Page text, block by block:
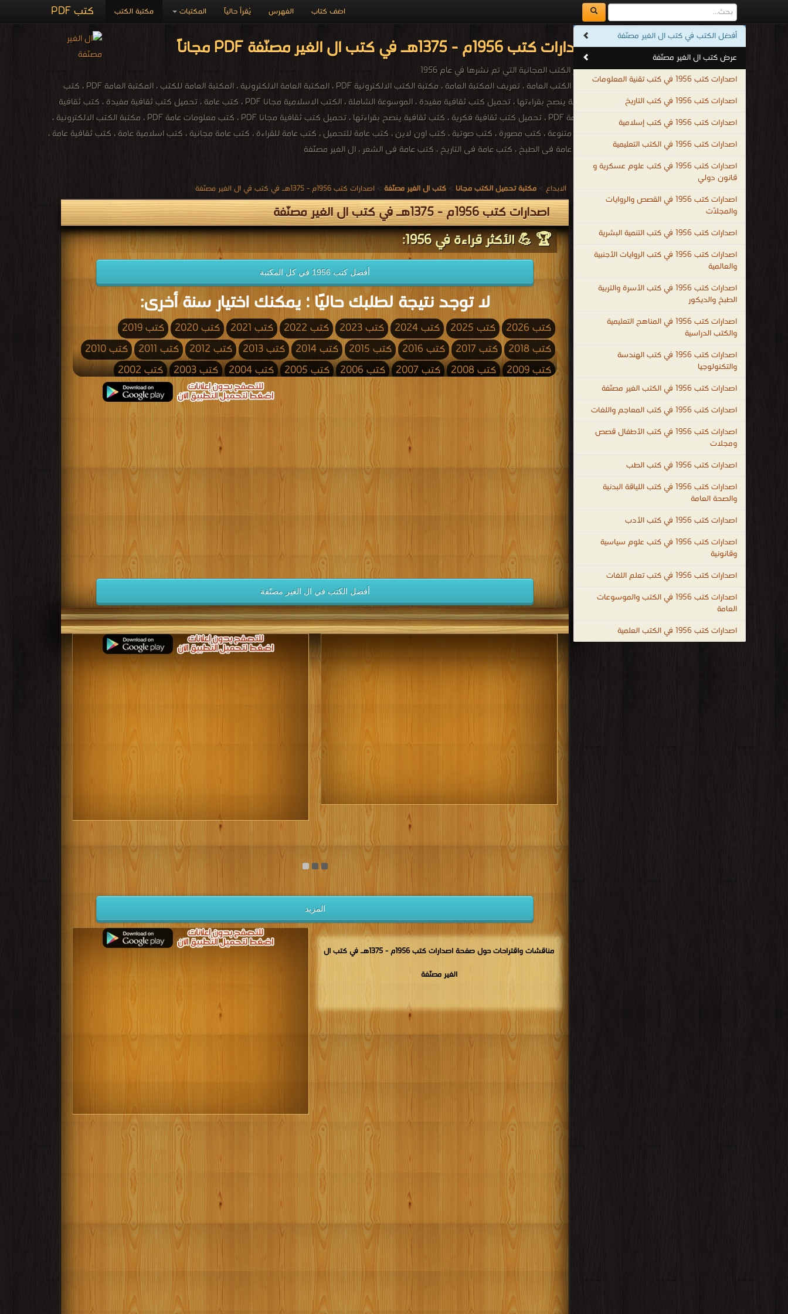
كتب PDF مكتبة الكتب المكتبات يُقرأ حالياً الفهرس اضف كتاب
اصدارات كتب 1956م - 1375هـ في كتب ال الغير مصنّفة PDF مجاناً
أشهر الكتب المجانية التي تم نشرها في عام 1956
باقي الكتب العامة ، تعريف المكتبة العامة ، مكتبة الكتب الالكترونية PDF ، المكتبة العامة الالكترونية ، المكتبة العامة للكتب ، المكتبة العامة PDF ، كتب
ثقافية ينصح بقراءتها ، تحميل كتب ثقافية مفيدة ، الموسوعة الشاملة ، الكتب الاسلامية مجانا PDF ، كتب عامة ، تحميل كتب ثقافية مفيدة ، كتب ثقافية
متنوعة PDF ، تحميل كتب ثقافية فكرية ، كتب ثقافية ينصح بقراءتها ، تحميل كتب ثقافية مجانا PDF ، كتب معلومات عامة PDF ، مكتبة الكتب الالكترونية ،
كتب متنوعة ، كتب مصورة ، كتب صوتية ، كتب اون لاين ، كتب عامة للتحميل ، كتب عامة للقراءة ، كتب عامة مجانية ، كتب اسلامية عامة ، كتب ثقافية عامة ،
كتب عامة فى الطبخ ، كتب عامة فى التاريخ ، كتب عامة فى الشعر ، ال الغير مصنّفة
أفضل الكتب في كتب ال الغير مصنّفة
عرض كتب ال الغير مصنّفة
اصدارات كتب 1956 في كتب تقنية المعلومات
اصدارات كتب 1956 في كتب التاريخ
اصدارات كتب 1956 في كتب إسلامية
اصدارات كتب 1956 في الكتب التعليمية
اصدارات كتب 1956 في كتب علوم عسكرية و
قانون دولي
اصدارات كتب 1956 في القصص والروايات
والمجلّات
اصدارات كتب 1956 في كتب التنمية البشرية
اصدارات كتب 1956 في كتب الروايات الأجنبية
والعالمية
اصدارات كتب 1956 في كتب الأسرة والتربية
الطبخ والديكور
اصدارات كتب 1956 في المناهج التعليمية
والكتب الدراسية
اصدارات كتب 1956 في كتب الهندسة
والتكنولوجيا
اصدارات كتب 1956 في الكتب الغير مصنّفة
اصدارات كتب 1956 في كتب المعاجم واللغات
اصدارات كتب 1956 في كتب الأطفال قصص
ومجلات
اصدارات كتب 1956 في كتب الطب
اصدارات كتب 1956 في كتب اللياقة البدنية
والصحة العامة
اصدارات كتب 1956 في كتب الأدب
اصدارات كتب 1956 في كتب علوم سياسية
وقانونية
اصدارات كتب 1956 في كتب تعلم اللغات
اصدارات كتب 1956 في الكتب والموسوعات
العامة
اصدارات كتب 1956 في الكتب العلمية
الابداع > مكتبة تحميل الكتب مجانا > كتب ال الغير مصنّفة > اصدارات كتب 1956م - 1375هـ في كتب في ال الغير مصنّفة
اصدارات كتب 1956م - 1375هـ في كتب ال الغير مصنّفة
🏆 💪 الأكثر قراءة في 1956:
أفضل كتب 1956 في كل المكتبة
لا توجد نتيجة لطلبك حاليًا ؛ يمكنك اختيار سنة أخرى:
كتب 2026 كتب 2025 كتب 2024 كتب 2023 كتب 2022 كتب 2021 كتب 2020
كتب 2019
كتب 2018
كتب 2017 كتب 2016 كتب 2015 كتب 2014 كتب 2013 كتب 2012 كتب 2011
كتب 2010
كتب 2009
كتب 2008 كتب 2007 كتب 2006 كتب 2005 كتب 2004 كتب 2003
كتب 2002
كتب 2001
كتب 1998 كتب 1997 كتب 1996 كتب 1995 كتب 1994
كتب 1993
كتب 1989 كتب 1988 كتب 1985
كتب 1984
كتب 1979 كتب 1977 كتب 1976
كتب 1975
كتب 1974
كتب 1971 كتب 1970 كتب 1969 كتب 1968 كتب 1967
كتب 1966
كتب 1965
كتب 1962 كتب 1961 كتب 1960 كتب 1959 كتب 1958
كتب 1957
كتب 1952 كتب 1949
كتب 1948
كتب 1938
كتب 1935 كتب 1934 كتب 1931
كتب 1930
كتب 1929
كتب 1926 كتب 1925 كتب 1924 كتب 1923 كتب 1922
كتب 1921
كتب 1920
كتب 1919 كتب 1918 كتب 1917 كتب 1916 كتب 1915 كتب 1914 كتب 1913
كتب 1912
كتب 1911
كتب 1910 كتب 1909 كتب 1908 كتب 1907 كتب 1906 كتب 1905 كتب 1904
كتب 1903
كتب 1902
كتب 1901 كتب 1900
أفضل الكتب في ال الغير مصنّفة
مكتبة تحميل الكتب مجانا
المزيد
مناقشات واقتراحات حول صفحة اصدارات كتب 1956م - 1375هـ في كتب ال
الغير مصنّفة